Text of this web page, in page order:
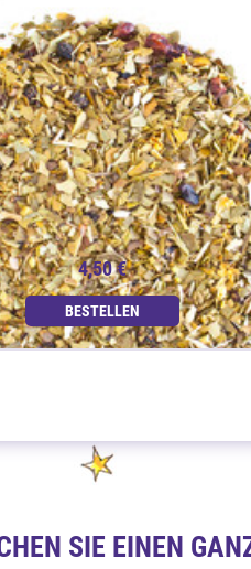
Sanddorn Holunder 100g
4,50 €
BESTELLEN
SIE EINEN